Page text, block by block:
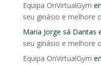
Equipa OnVirtualGym
seu ginásio e melhore
Maria Jorge sá Dantas
seu ginásio e melhore
Equipa OnVirtualGym